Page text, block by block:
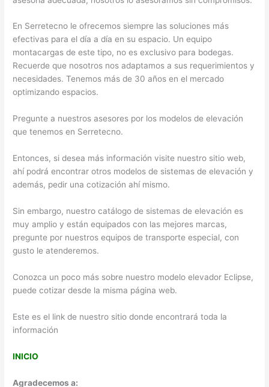
En Serretecno le ofrecemos siempre las soluciones más
efectivas para el día a día en su espacio. Un equipo
montacargas de este tipo, no es exclusivo para bodegas.
Recuerde que nosotros nos adaptamos a sus requerimientos y
necesidades. Tenemos más de 30 años en el mercado
optimizando espacios.
Pregunte a nuestros asesores por los modelos de elevación
que tenemos en Serretecno.
Entonces, si desea más información visite nuestro sitio web,
ahí podrá encontrar otros modelos de sistemas de elevación y
además, pedir una cotización ahí mismo.
Sin embargo, nuestro catálogo de sistemas de elevación es
muy amplio y están equipados con las mejores marcas,
pregunte por nuestros equipos de transporte especial, con
gusto le atenderemos.
Conozca un poco más sobre nuestro modelo elevador Eclipse,
puede cotizar desde la misma página web.
Este es el link de nuestro sitio donde encontrará toda la
información
INICIO
Agradecemos a: